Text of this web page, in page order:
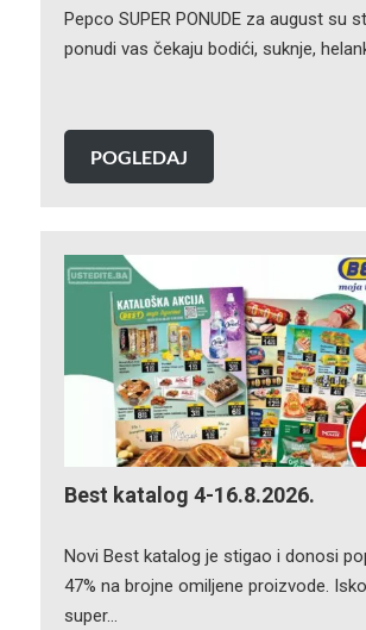
Pepco SUPER PONUDE za august su
ponudi vas čekaju bodići, suknje,
POGLEDAJ
Best katalog 4-16.8.2026.
Novi Best katalog je stigao i donosi
47% na brojne omiljene proizvode.
super…